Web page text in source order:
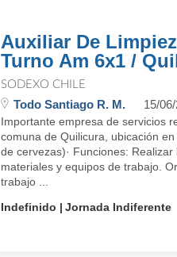
Auxiliar De
Turno Am 6x1 /
SODEXO CHILE
Todo Santiago R. M. 15/
Importante empresa de servicios
comuna de Quilicura, ubicación
de cervezas)· Funciones:
materiales y equipos de trabajo.
trabajo ...
Indefinido
Jornada Indiferente